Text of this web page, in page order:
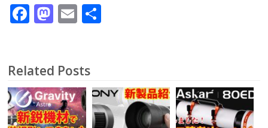
F
b
o
o
M
d
o
n
E
l
Related Posts